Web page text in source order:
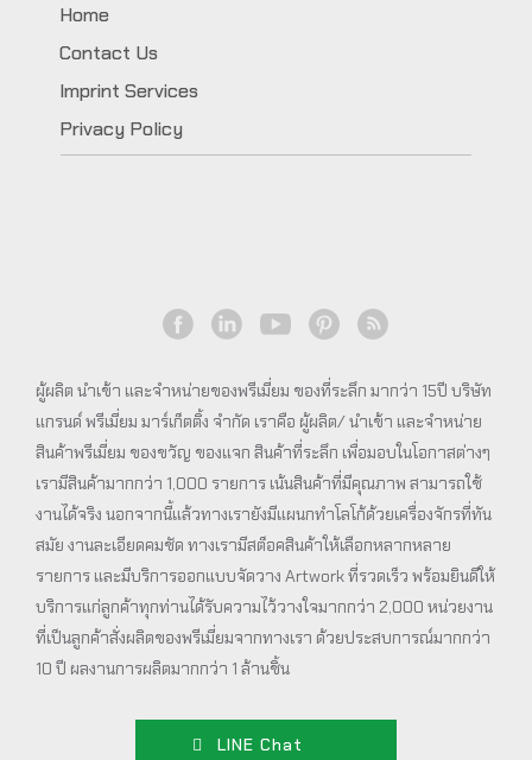
Home
Contact Us
Imprint Services
Privacy Policy
ผู้ผลิต นำเข้า และจำหน่ายของพรีเมี่ยม ของที่ระลึก มากว่า 15ปี บริษัท
แกรนด์ พรีเมี่ยม มาร์เก็ตติ้ง จำกัด เราคือ ผู้ผลิต/ นำเข้า และจำหน่าย
สินค้าพรีเมี่ยม ของขวัญ ของแจก สินค้าที่ระลึก เพื่อมอบในโอกาสต่างๆ
เรามีสินค้ามากกว่า 1,000 รายการ เน้นสินค้าที่มีคุณภาพ สามารถใช้
งานได้จริง นอกจากนี้แล้วทางเรายังมีแผนกทำโลโก้ด้วยเครื่องจักรที่ทัน
สมัย งานละเอียดคมชัด ทางเรามีสต็อคสินค้าให้เลือกหลากหลาย
รายการ และมีบริการออกแบบจัดวาง Artwork ที่รวดเร็ว พร้อมยินดีให้
บริการแก่ลูกค้าทุกท่านได้รับความไว้วางใจมากกว่า 2,000 หน่วยงาน
ที่เป็นลูกค้าสั่งผลิตของพรีเมี่ยมจากทางเรา ด้วยประสบการณ์มากกว่า
10 ปี ผลงานการผลิตมากกว่า 1 ล้านชิ้น
LINE Chat